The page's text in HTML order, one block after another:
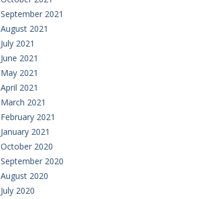
September 2021
August 2021
July 2021
June 2021
May 2021
April 2021
March 2021
February 2021
January 2021
October 2020
September 2020
August 2020
July 2020